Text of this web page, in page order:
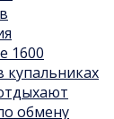
1600
обмену